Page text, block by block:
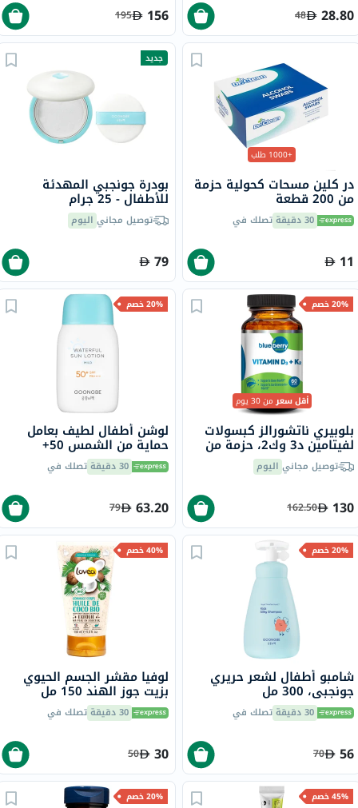
28.80
48
156
195
+1000 طلب
در كلين مسحات كحولية حزمة
من 200 قطعة
30 دقيقة تصلك في
11
جديد
بودرة جونجبي المهدئة
للأطفال - 25 جرام
توصيل مجاني اليوم
79
20% خصم
أقل سعرمن 30 يوم
بلوبيري ناتشورالز كبسولات
لفيتامين د3 وك2، حزمة من
60توصيل مجاني اليوم
130
162.50
20% خصم
لوشن أطفال لطيف بعامل
حماية من الشمس 50+
جونجبي، 80 جرام
30 دقيقة تصلك في
63.20
79
20% خصم
شامبو أطفال لشعر حريري
جونجبي، 300 مل
30 دقيقة تصلك في
56
70
40% خصم
لوفيا مقشر الجسم الحيوي
بزيت جوز الهند 150 مل
30 دقيقة تصلك في
30
50
45% خصم 20% خصم